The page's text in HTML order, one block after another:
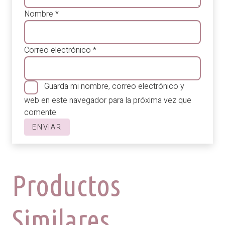
Nombre *
Correo electrónico *
Guarda mi nombre, correo electrónico y
web en este navegador para la próxima vez que
comente.
Productos